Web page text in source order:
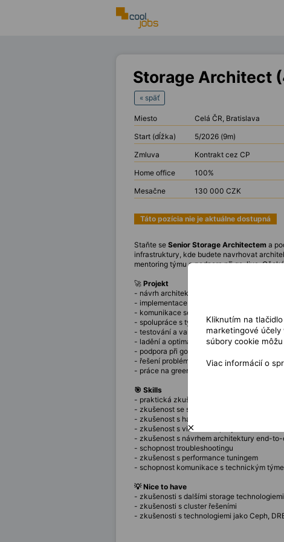
Storage Architect
« späť
Miesto
Celá ČR, Bratislava
Start (dĺžka)
5/2026 (9m)
Zmluva
Kontrakt cez CP
Home office
100%
Mesačne
130 000 CZK
Táto pozícia nie je aktuálne dostupná
Staňte se Senior Storage Architectem a
infrastruktury, kde budete navrhovat
mentoring týmu a podpora při go-live.
🚀 Projekt
- návrh architektury storage řešení včetně
- implementace a konfigurace storage
- komunikace se stakeholdery z business i
- spolupráce s týmem, mentoring a
- testování a validace řešení v laboratorním
- ladění a optimalizace řešení před
- podpora při go-live a stabilizace prostředí
- řešení problémů a optimalizace výkonu
- práce na greenfield projektu v oblasti
🎯 Skills
- praktická zkušenost s LINBIT nebo
- zkušenost se software-defined storage
- zkušenost s hardware storage (disky,
- zkušenost s virtualizací, zejména KVM
- zkušenost s návrhem architektury end-
- schopnost troubleshootingu
- zkušenost s performance tuningem
- schopnost komunikace s technickým
💡 Nice to have
- zkušenosti s dalšími storage technologiemi
- zkušenosti s cluster řešeními
- zkušenosti s technologiemi jako Ceph,
Kliknutím na
marketingové
súbory cookie
Viac informácií o